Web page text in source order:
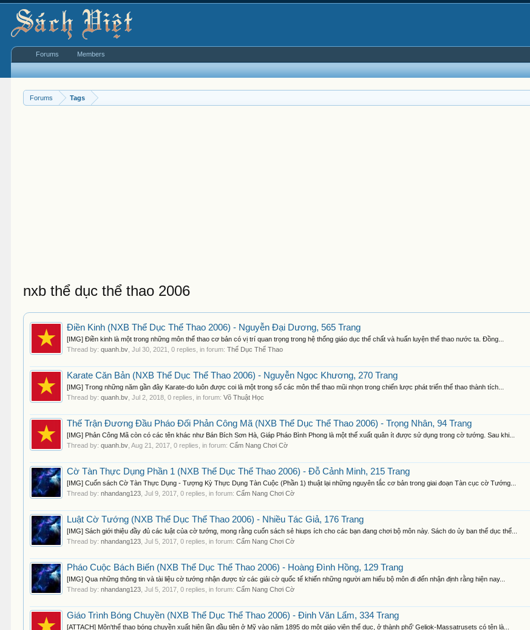
Forums Tags
nxb thể dục thể thao 2006
Điền Kinh (NXB Thể Dục Thể Thao 2006) - Nguyễn Đại Dương, 565 Trang
[IMG] Điền kinh là một trong những môn thể thao cơ bản có vị trí quan trọng trong hệ thống giáo dục thể chất và huấn luyện thể thao nước ta. Đồng...
Thread by:quanh.bv ,Jul 30, 2021 , 0 replies, in forum:Thể Dục Thể Thao
Karate Căn Bản (NXB Thể Dục Thể Thao 2006) - Nguyễn Ngọc Khương, 270 Trang
[IMG] Trong những năm gần đây Karate-do luôn được coi là một trong số các môn thể thao mũi nhọn trong chiến lược phát triển thể thao thành tích...
Thread by:quanh.bv ,Jul 2, 2018 , 0 replies, in forum:Võ Thuật Học
Thế Trận Đương Đầu Pháo Đối Phản Công Mã (NXB Thể Dục Thể Thao 2006) - Trọng Nhân, 94 Trang
[IMG] Phản Công Mã còn có các tên khác như Bán Bích Sơn Hà, Giáp Pháo Bình Phong là một thế xuất quân ít được sử dụng trong cờ tướng. Sau khi...
Thread by:quanh.bv ,Aug 21, 2017 , 0 replies, in forum:Cẩm Nang Chơi Cờ
Cờ Tàn Thực Dụng Phần 1 (NXB Thể Dục Thể Thao 2006) - Đỗ Cảnh Minh, 215 Trang
[IMG] Cuốn sách Cờ Tàn Thực Dụng - Tượng Kỳ Thực Dụng Tàn Cuộc (Phần 1) thuật lại những nguyên tắc cơ bản trong giai đoạn Tàn cục cờ Tướng...
Thread by:nhandang123 ,Jul 9, 2017 , 0 replies, in forum:Cẩm Nang Chơi Cờ
Luật Cờ Tướng (NXB Thể Dục Thể Thao 2006) - Nhiều Tác Giả, 176 Trang
[IMG] Sách giới thiệu đầy đủ các luật của cờ tướng, mong rằng cuốn sách sẻ hiups ích cho các bạn đang chơi bộ môn này. Sách do ủy ban thể dục thể...
Thread by:nhandang123 ,Jul 5, 2017 , 0 replies, in forum:Cẩm Nang Chơi Cờ
Pháo Cuộc Bách Biến (NXB Thể Dục Thể Thao 2006) - Hoàng Đình Hồng, 129 Trang
[IMG] Qua những thông tin và tài liệu cờ tướng nhận được từ các giải cờ quốc tế khiến những người am hiểu bộ môn đi đến nhận định rằng hiện nay...
Thread by:nhandang123 ,Jul 5, 2017 , 0 replies, in forum:Cẩm Nang Chơi Cờ
Giáo Trình Bóng Chuyền (NXB Thể Dục Thể Thao 2006) - Đinh Văn Lẩm, 334 Trang
[ATTACH] Môn'thể thao bóng chuyền xuất hiện lần đầu tiên ở Mỹ vào năm 1895 do một giáo viên thể dục, ở thành phố' Geliok-Massatrusets có tên là...
Forums Members